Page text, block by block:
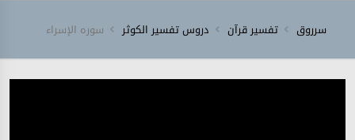
سرروق تفسیر قرآن دروس تفسیر الکوثر سورہ ‎الإسراء